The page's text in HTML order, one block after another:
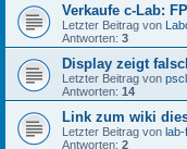
Verkaufe c-Lab:
Letzter Beitrag von
Antworten: 3
Display zeigt
Letzter Beitrag von
Antworten: 14
Link zum wiki
Letzter Beitrag von lab-
Antworten: 2